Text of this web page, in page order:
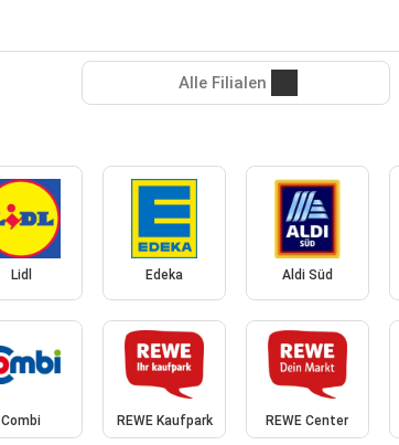
Alle Filialen
Lidl Edeka Aldi Süd
Combi REWE Kaufpark REWE Center